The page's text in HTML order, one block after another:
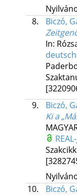
8.
Biczó,
In:
9.
Biczó,
Ki a
REAL-
10.
Biczó,